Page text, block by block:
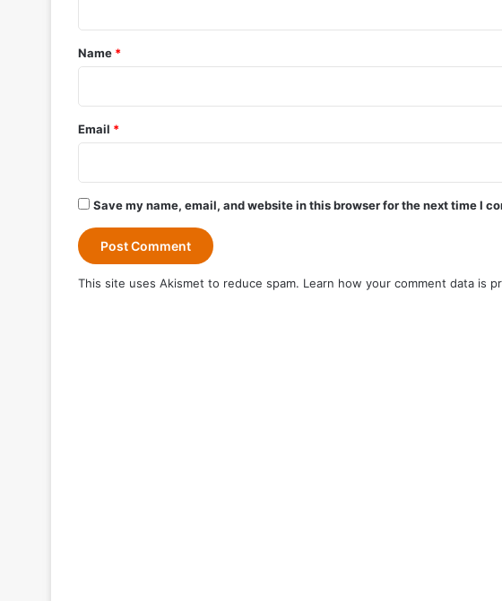
*
Name *
Email *
Save my name, email, and website in this browser for the next time I
This site uses Akismet to reduce spam. Learn how your comment data is